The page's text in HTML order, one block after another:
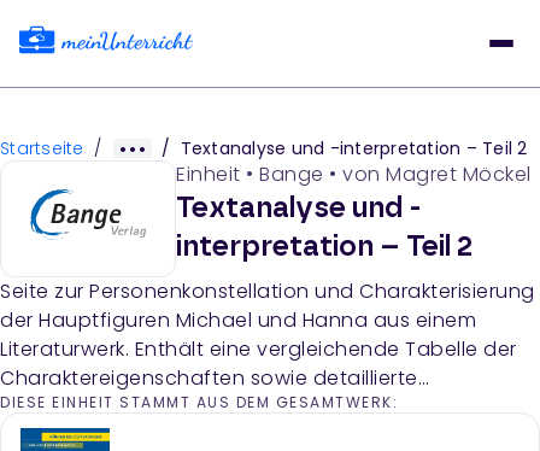
Startseite / / Textanalyse und -interpretation – Teil 2
Einheit • Bange • von Magret Möckel
Textanalyse und -
interpretation – Teil 2
Seite zur Personenkonstellation und Charakterisierung
der Hauptfiguren Michael und Hanna aus einem
Literaturwerk. Enthält eine vergleichende Tabelle der
Charaktereigenschaften sowie detaillierte
Informationen zu Michaels Familienverhältnissen,
schulischen Leistungen und Pubertätsentwicklung.
DIESE EINHEIT STAMMT AUS DEM GESAMTWERK: